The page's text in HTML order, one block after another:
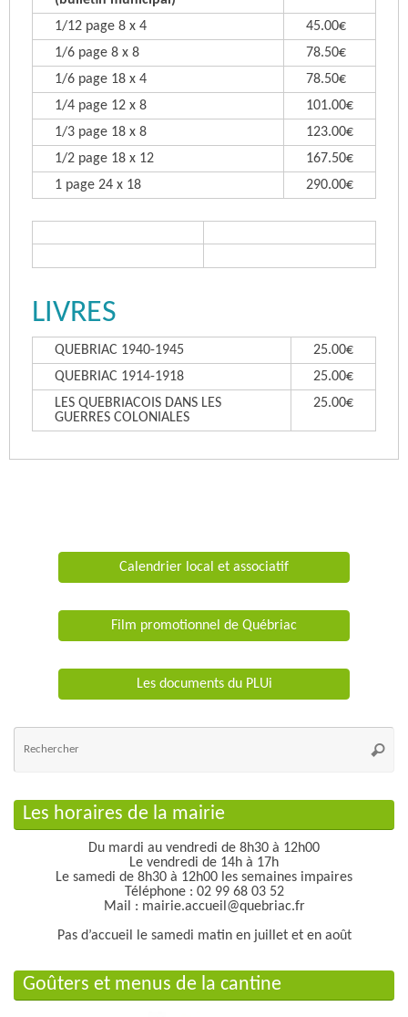
1/12 page 8 x 4
45.00€
1/6 page 8 x 8
78.50€
1/6 page 18 x 4
78.50€
1/4 page 12 x 8
101.00€
1/3 page 18 x 8
123.00€
1/2 page 18 x 12
167.50€
1 page 24 x 18
290.00€
LIVRES
QUEBRIAC 1940-1945
25.00€
QUEBRIAC 1914-1918
25.00€
LES QUEBRIACOIS DANS LES
GUERRES COLONIALES
25.00€
Calendrier local et associatif
Film promotionnel de Québriac
Les documents du PLUi
Les horaires de la mairie
Du mardi au vendredi de 8h30 à 12h00
Le vendredi de 14h à 17h
Le samedi de 8h30 à 12h00 les semaines impaires
Téléphone : 02 99 68 03 52
Mail : mairie.accueil@quebriac.fr
Pas d’accueil le samedi matin en juillet et en août
Goûters et menus de la cantine